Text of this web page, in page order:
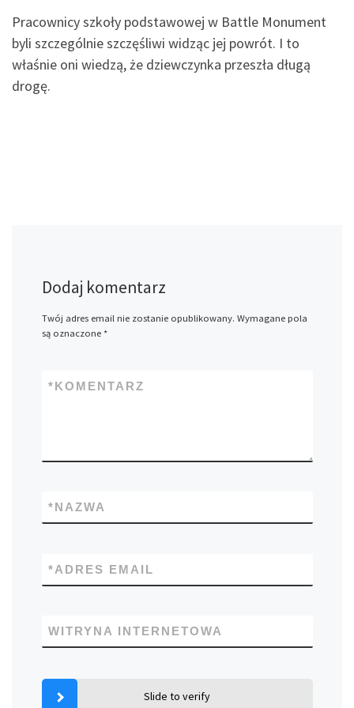
Pracownicy szkoły podstawowej w Battle Monument
byli szczególnie szczęśliwi widząc jej powrót. I to
właśnie oni wiedzą, że dziewczynka przeszła długą
drogę.
Dodaj komentarz
Twój adres email nie zostanie opublikowany. Wymagane pola
są oznaczone *
KOMENTARZ
*
NAZWA
*
ADRES EMAIL
*
WITRYNA INTERNETOWA
Slide to verify